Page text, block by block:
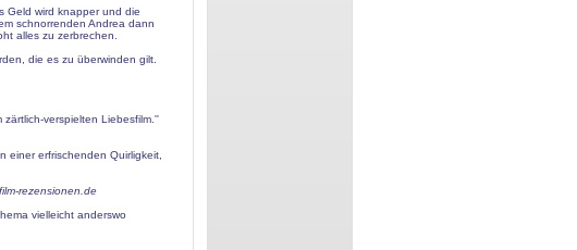
Geld wird knapper und die
schnorrenden Andrea dann
alles zu zerbrechen.
die es zu überwinden gilt.
verspielten Liebesfilm.''
einer erfrischenden Quirligkeit,
film-rezensionen.de
vielleicht anderswo